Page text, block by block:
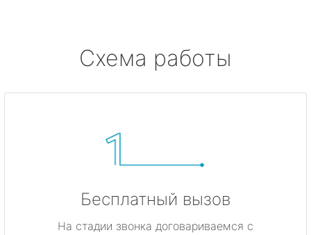
Схема работы
Бесплатный вызов
На стадии звонка договариваемся с